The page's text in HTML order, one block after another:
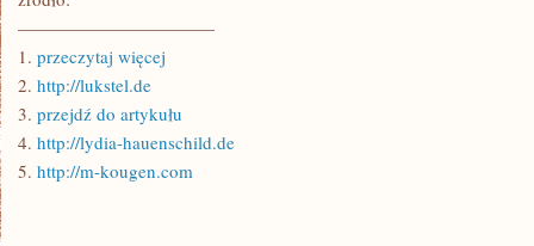
———————————
1. przeczytaj więcej
2. http://lukstel.de
3. przejdź do artykułu
4. http://lydia-hauenschild.de
5. http://m-kougen.com